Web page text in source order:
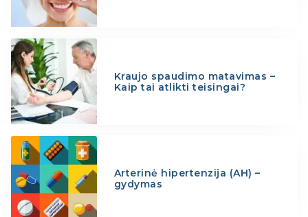
Kraujo spaudimo matavimas –
Kaip tai atlikti teisingai?
Arterinė hipertenzija (AH) –
gydymas